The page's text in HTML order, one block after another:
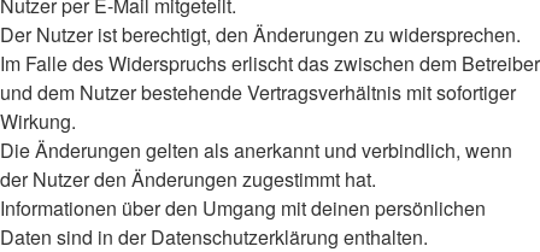
Der Nutzer ist berechtigt, den Änderungen zu widersprechen.
Im Falle des Widerspruchs erlischt das zwischen dem Betreiber
und dem Nutzer bestehende Vertragsverhältnis mit sofortiger
Wirkung.
Die Änderungen gelten als anerkannt und verbindlich, wenn
der Nutzer den Änderungen zugestimmt hat.
Informationen über den Umgang mit deinen persönlichen
Daten sind in der Datenschutzerklärung enthalten.